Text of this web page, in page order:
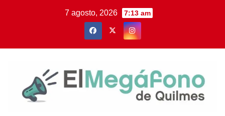
7 agosto, 2026 7:13 am